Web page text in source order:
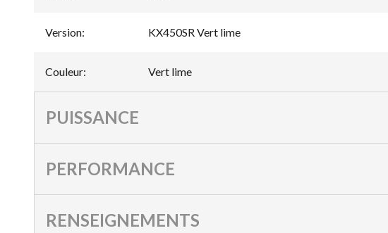
Version: KX450SR Vert lime
Couleur: Vert lime
PUISSANCE
PERFORMANCE
RENSEIGNEMENTS